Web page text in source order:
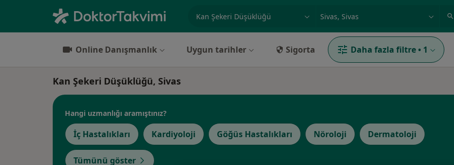
Online Danışmanlık Uygun tarihler Sigorta Daha fazla filtre • 1
Kan Şekeri Düşüklüğü, Sivas
Hangi uzmanlığı aramıştınız?
İç Hastalıkları Kardiyoloji Göğüs Hastalıkları Nöroloji Dermatoloji
Tümünü göster